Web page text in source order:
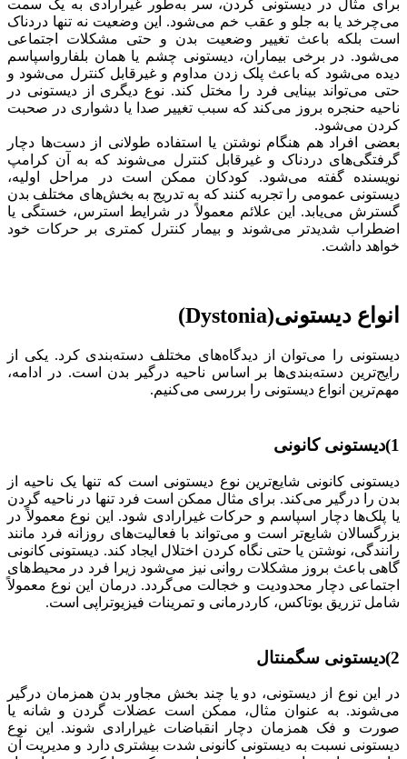
برای مثال در دیستونی گردن، سر به‌طور غیرارادی به یک سمت
می‌چرخد یا به جلو و عقب خم می‌شود. این وضعیت نه تنها دردناک
است بلکه باعث تغییر وضعیت بدن و حتی مشکلات اجتماعی
می‌شود. در برخی بیماران، دیستونی چشم یا همان بلفارواسپاسم
دیده می‌شود که باعث پلک زدن مداوم و غیرقابل کنترل می‌شود و
حتی می‌تواند بینایی فرد را مختل کند. نوع دیگری از دیستونی در
ناحیه حنجره بروز می‌کند که سبب تغییر صدا یا دشواری در صحبت
کردن می‌شود.
بعضی افراد هم هنگام نوشتن یا استفاده طولانی از دست‌ها دچار
گرفتگی‌های دردناک و غیرقابل کنترل می‌شوند که به آن کرامپ
نویسنده گفته می‌شود. کودکان ممکن است در مراحل اولیه،
دیستونی عمومی را تجربه کنند که به تدریج به بخش‌های مختلف بدن
گسترش می‌یابد. این علائم معمولاً در شرایط استرس، خستگی یا
اضطراب شدیدتر می‌شوند و بیمار کنترل کمتری بر حرکات خود
خواهد داشت.
انواع دیستونی(Dystonia)
دیستونی را می‌توان از دیدگاه‌های مختلف دسته‌بندی کرد. یکی از
رایج‌ترین دسته‌بندی‌ها بر اساس ناحیه درگیر بدن است. در ادامه،
مهم‌ترین انواع دیستونی را بررسی می‌کنیم.
1)دیستونی کانونی
دیستونی کانونی شایع‌ترین نوع دیستونی است که تنها یک ناحیه از
بدن را درگیر می‌کند. برای مثال ممکن است فرد تنها در ناحیه گردن
یا پلک‌ها دچار اسپاسم و حرکات غیرارادی شود. این نوع معمولاً در
بزرگسالان شایع‌تر است و می‌تواند با فعالیت‌های روزانه فرد مانند
رانندگی، نوشتن یا حتی نگاه کردن اختلال ایجاد کند. دیستونی کانونی
گاهی باعث بروز مشکلات روانی نیز می‌شود زیرا فرد در محیط‌های
اجتماعی دچار محدودیت و خجالت می‌گردد. درمان این نوع معمولاً
شامل تزریق بوتاکس، کاردرمانی و تمرینات فیزیوتراپی است.
2)دیستونی سگمنتال
در این نوع از دیستونی، دو یا چند بخش مجاور بدن همزمان درگیر
می‌شوند. به عنوان مثال، ممکن است عضلات گردن و شانه یا
صورت و فک همزمان دچار انقباضات غیرارادی شوند. این نوع
دیستونی نسبت به دیستونی کانونی شدت بیشتری دارد و مدیریت آن